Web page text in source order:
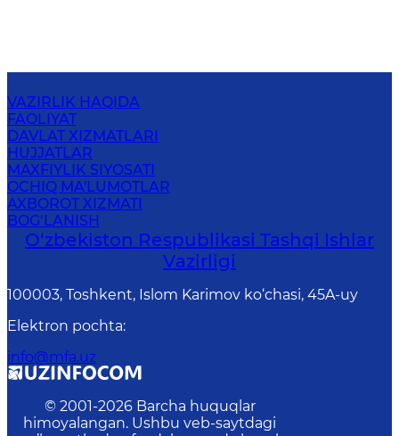
VAZIRLIK HAQIDA
FAOLIYAT
DAVLAT XIZMATLARI
HUJJATLAR
MAXFIYLIK SIYOSATI
OCHIQ MA'LUMOTLAR
AXBOROT XIZMATI
BOG‘LANISH
O‘zbеkistоn Rеspublikаsi Tashqi Ishlаr
Vаzirligi
100003, Toshkent, Islom Karimov ko‘chasi, 45A-uy
Elektron pochta:
info@mfa.uz
© 2001-2026 Barcha huquqlar
himoyalangan. Ushbu veb-saytdagi